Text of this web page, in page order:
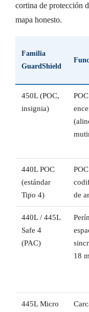
cortina de protección
mapa honesto.
Familia
GuardShield
450L (POC,
insignia)
440L POC
(estándar
Tipo 4)
de
440L / 445L
Safe 4
(PAC)
18
445L Micro